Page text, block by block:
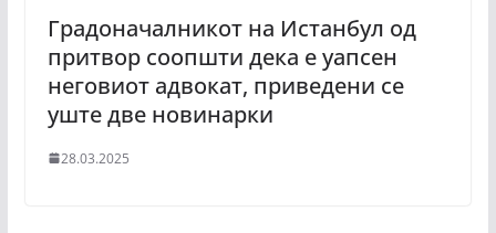
Градоначалникот на Истанбул од
притвор соопшти дека е уапсен
неговиот адвокат, приведени се
уште две новинарки
28.03.2025